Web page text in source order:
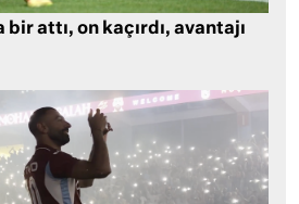
bir attı, on kaçırdı, avantajı